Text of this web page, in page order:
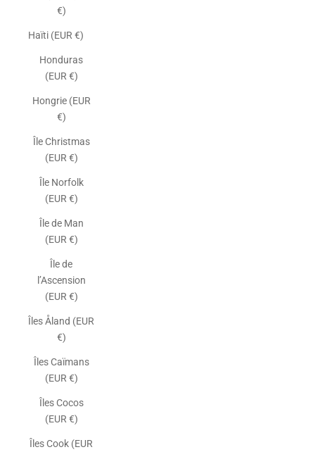
€)
Haïti (EUR €)
Honduras
(EUR €)
Hongrie (EUR
€)
Île Christmas
(EUR €)
Île Norfolk
(EUR €)
Île de Man
(EUR €)
Île de
l’Ascension
(EUR €)
Îles Åland (EUR
€)
Îles Caïmans
(EUR €)
Îles Cocos
(EUR €)
Îles Cook (EUR